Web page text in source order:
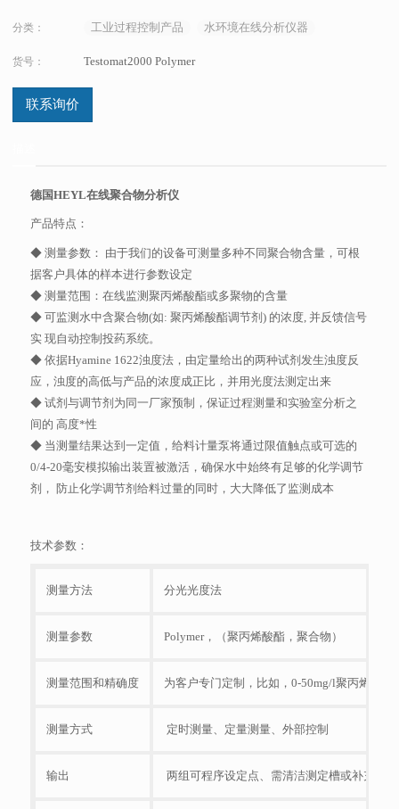
分类： 工业过程控制产品 水环境在线分析仪器
货号： Testomat2000 Polymer
联系询价
德国HEYL在线聚合物分析仪
产品特点：
◆ 测量参数： 由于我们的设备可测量多种不同聚合物含量，可根
据客户具体的样本进行参数设定
◆ 测量范围：在线监测聚丙烯酸酯或多聚物的含量
◆ 可监测水中含聚合物(如: 聚丙烯酸酯调节剂) 的浓度, 并反馈信号
实 现自动控制投药系统。
◆ 依据Hyamine 1622浊度法，由定量给出的两种试剂发生浊度反
应，浊度的高低与产品的浓度成正比，并用光度法测定出来
◆ 试剂与调节剂为同一厂家预制，保证过程测量和实验室分析之
间的 高度*性
◆ 当测量结果达到一定值，给料计量泵将通过限值触点或可选的
0/4-20毫安模拟输出装置被激活，确保水中始终有足够的化学调节
剂， 防止化学调节剂给料过量的同时，大大降低了监测成本
技术参数：
测量方法 分光光度法
测量参数 Polymer，（聚丙烯酸酯，聚合物）
测量范围和精确度 为客户专门定制，比如，0-50mg/l聚丙烯酸酯
测量方式 定时测量、定量测量、外部控制
输出 两组可程序设定点、需清洁测定槽或补充药